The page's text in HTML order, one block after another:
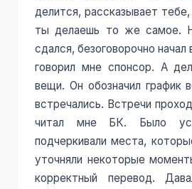
делится, рассказывает
ты делаешь то же самое.
сдался, безоговорочно начал
говорил мне спонсор. А
вещи. Он обозначил график
встречались. Встречи
читал мне БК. Было
подчеркивали места,
уточняли некоторые
корректный перевод.